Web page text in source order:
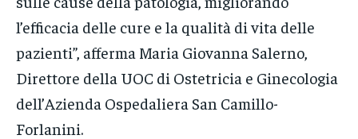
l’efficacia delle cure e la qualità di vita delle
pazienti”, afferma Maria Giovanna Salerno,
Direttore della UOC di Ostetricia e Ginecologia
dell’Azienda Ospedaliera San Camillo-
Forlanini.